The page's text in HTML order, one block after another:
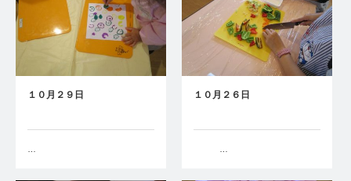
１０月２９日 １０月２６日